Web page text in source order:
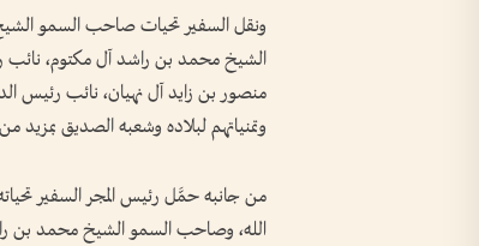
ونقل السفير تحيات صاحب السمو
الشيخ محمد بن راشد آل مكتوم، نائب
منصور بن زايد آل نهيان، نائب رئيس
وتمنياتهم لبلاده وشعبه الصديق بمزيد
من جانبه حمَّل رئيس المجر السفير
الله، وصاحب السمو الشيخ محمد بن